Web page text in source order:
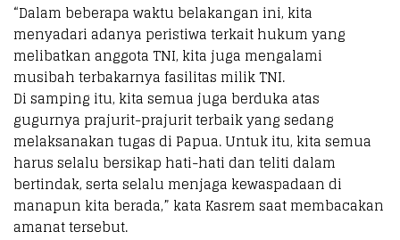
“Dalam beberapa waktu belakangan ini, kita
menyadari adanya peristiwa terkait hukum yang
melibatkan anggota TNI, kita juga mengalami
musibah terbakarnya fasilitas milik TNI.
Di samping itu, kita semua juga berduka atas
gugurnya prajurit-prajurit terbaik yang sedang
melaksanakan tugas di Papua. Untuk itu, kita semua
harus selalu bersikap hati-hati dan teliti dalam
bertindak, serta selalu menjaga kewaspadaan di
manapun kita berada,” kata Kasrem saat membacakan
amanat tersebut.